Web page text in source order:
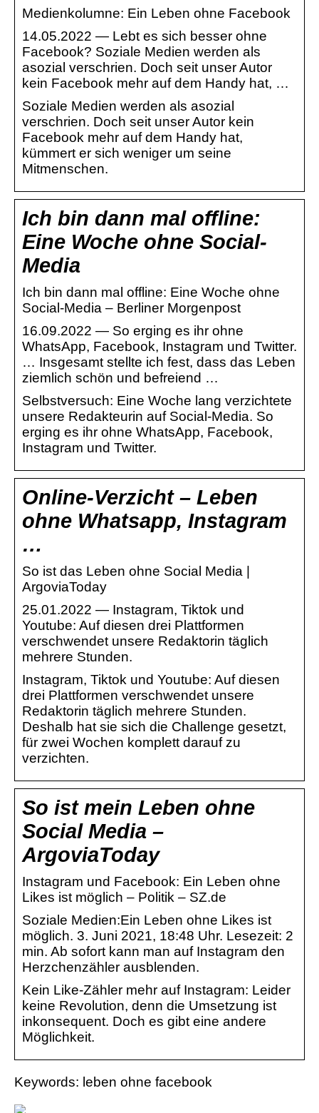
Medienkolumne: Ein Leben ohne Facebook
14.05.2022 — Lebt es sich besser ohne
Facebook? Soziale Medien werden als
asozial verschrien. Doch seit unser Autor
kein Facebook mehr auf dem Handy hat, …
Soziale Medien werden als asozial
verschrien. Doch seit unser Autor kein
Facebook mehr auf dem Handy hat,
kümmert er sich weniger um seine
Mitmenschen.
Ich bin dann mal offline:
Eine Woche ohne Social-
Media
Ich bin dann mal offline: Eine Woche ohne
Social-Media – Berliner Morgenpost
16.09.2022 — So erging es ihr ohne
WhatsApp, Facebook, Instagram und Twitter.
… Insgesamt stellte ich fest, dass das Leben
ziemlich schön und befreiend …
Selbstversuch: Eine Woche lang verzichtete
unsere Redakteurin auf Social-Media. So
erging es ihr ohne WhatsApp, Facebook,
Instagram und Twitter.
Online-Verzicht – Leben
ohne Whatsapp, Instagram
…
So ist das Leben ohne Social Media |
ArgoviaToday
25.01.2022 — Instagram, Tiktok und
Youtube: Auf diesen drei Plattformen
verschwendet unsere Redaktorin täglich
mehrere Stunden.
Instagram, Tiktok und Youtube: Auf diesen
drei Plattformen verschwendet unsere
Redaktorin täglich mehrere Stunden.
Deshalb hat sie sich die Challenge gesetzt,
für zwei Wochen komplett darauf zu
verzichten.
So ist mein Leben ohne
Social Media –
ArgoviaToday
Instagram und Facebook: Ein Leben ohne
Likes ist möglich – Politik – SZ.de
Soziale Medien:Ein Leben ohne Likes ist
möglich. 3. Juni 2021, 18:48 Uhr. Lesezeit: 2
min. Ab sofort kann man auf Instagram den
Herzchenzähler ausblenden.
Kein Like-Zähler mehr auf Instagram: Leider
keine Revolution, denn die Umsetzung ist
inkonsequent. Doch es gibt eine andere
Möglichkeit.
Keywords: leben ohne facebook